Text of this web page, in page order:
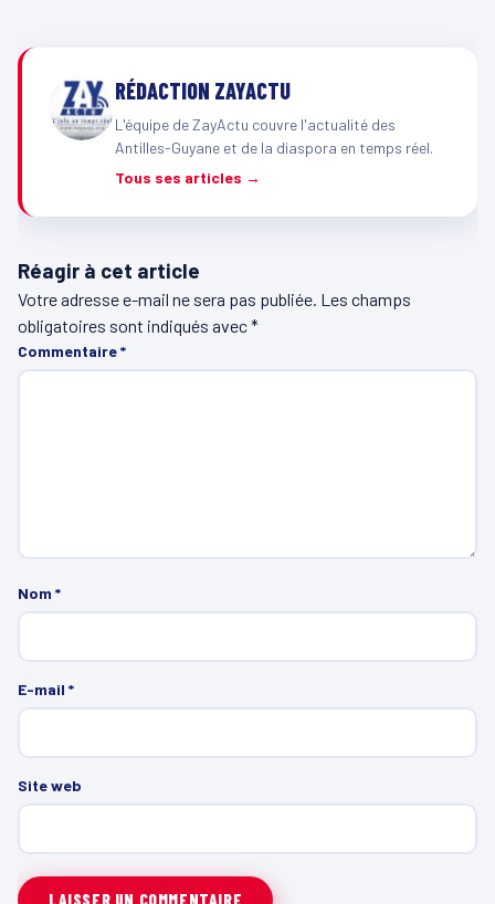
RÉDACTION ZAYACTU
L'équipe de ZayActu couvre l'actualité des
Antilles-Guyane et de la diaspora en temps réel.
Tous ses articles →
Réagir à cet article
Votre adresse e-mail ne sera pas publiée. Les champs
obligatoires sont indiqués avec*
Commentaire*
Nom *
E-mail *
Site web